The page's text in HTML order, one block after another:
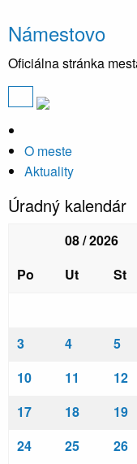
Námestovo
Oficiálna stránka
O meste
Aktuality
Úradný kalendár
08 / 2026
Po
Ut St
3
4 5
10
11 12
17
18 19
24
25 26